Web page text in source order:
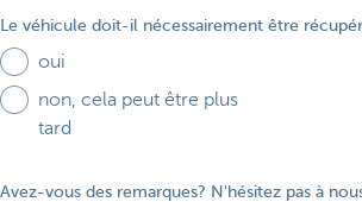
Le véhicule doit-il nécessairement être
oui
non, cela peut être plus
tard
Avez-vous des remarques? N'hésitez pas à